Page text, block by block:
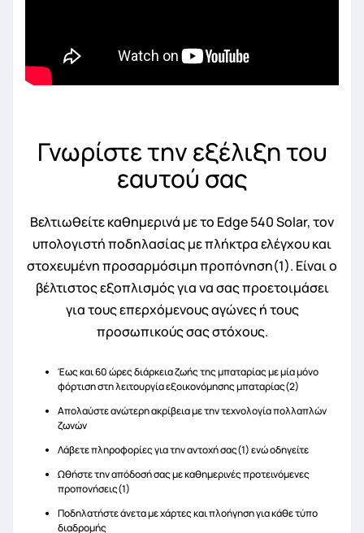
Γνωρίστε την εξέλιξη του
εαυτού σας
Βελτιωθείτε καθημερινά με το Edge 540 Solar, τον
υπολογιστή ποδηλασίας με πλήκτρα ελέγχου και
στοχευμένη προσαρμόσιμη προπόνηση(1). Είναι ο
βέλτιστος εξοπλισμός για να σας προετοιμάσει
για τους επερχόμενους αγώνες ή τους
προσωπικούς σας στόχους.
Έως και 60 ώρες διάρκεια ζωής της μπαταρίας με μία μόνο
φόρτιση στη λειτουργία εξοικονόμησης μπαταρίας(2)
Απολαύστε ανώτερη ακρίβεια με την τεχνολογία πολλαπλών
ζωνών
Λάβετε πληροφορίες για την αντοχή σας(1) ενώ οδηγείτε
Ωθήστε την απόδοσή σας με καθημερινές προτεινόμενες
προπονήσεις(1)
Ποδηλατήστε άνετα με χάρτες και πλοήγηση για κάθε τύπο
διαδρομής